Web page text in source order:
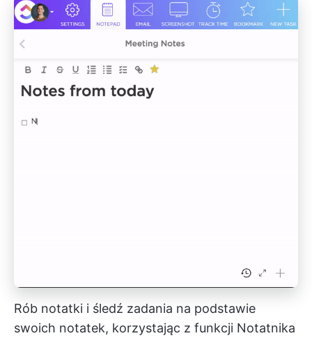
Rób notatki i śledź zadania na podstawie
swoich notatek, korzystając z funkcji Notatnika